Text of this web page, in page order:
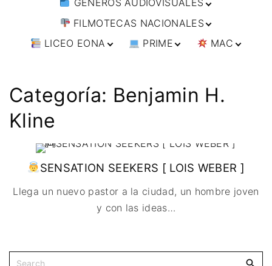
DIRECTORES (F-L)
DIRECTORES (L-
W)
GÉNEROS AUDIOVISUALES
ANIMACIÓN
ARTES MARCIALES
CINE DOCUMENTAL
COMEDIA
DRAMA
EXPERIMENTOS
FANTÁSTICO
TERROR
FILMOTECAS NACIONALES
AFRICA
BRASIL
MÉXICO
ASIA
INDIA
EUROPA
ALEMANIA
BÉLGICA
FRANCIA
LICEO EONA
TALLERES
ONLINE
FILM DOCTOR
SERVICIOS DE
CONTACTO
PRIME
IMPRESCINDIBLES
MAC
ANIME
🗨 CÓMICS
Categoría: Benjamin H.
Kline
SENSATION SEEKERS [ LOIS WEBER ]
Llega un nuevo pastor a la ciudad, un hombre joven
y con las ideas…